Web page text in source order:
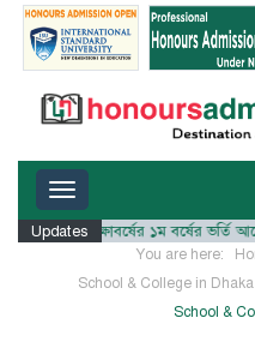
Toggle navigation
Updates
২০২৫-২৬ শিক্ষাবর্ষের ১ম বর্ষের ভর্তি
You are here:
School & College in
School &